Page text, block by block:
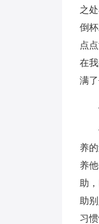
之
倒
点
在
满
作
养
养
助
助
习